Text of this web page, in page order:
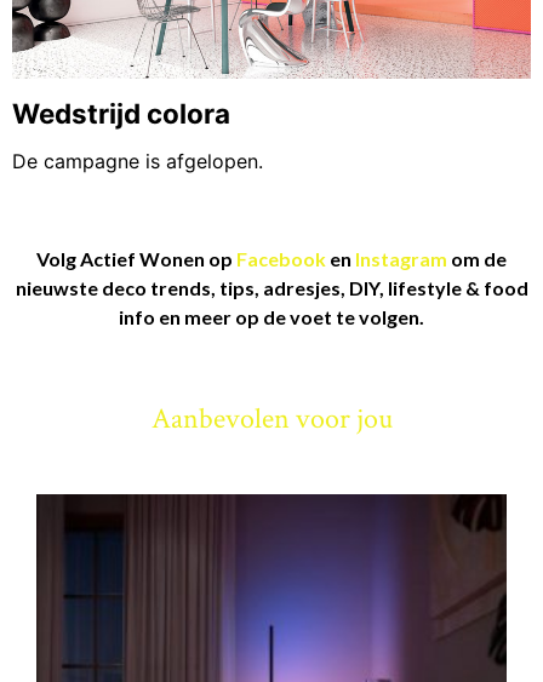
Volg Actief Wonen op Facebook en Instagram om de
nieuwste deco trends, tips, adresjes, DIY, lifestyle & food
info en meer op de voet te volgen.
Aanbevolen voor jou